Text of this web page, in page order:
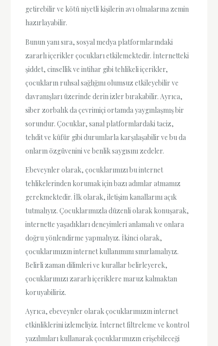
getirebilir ve kötü niyetli kişilerin avı olmalarına zemin
hazırlayabilir.
Bunun yanı sıra, sosyal medya platformlarındaki
zararlı içerikler çocukları etkilemektedir. İnternetteki
şiddet, cinsellik ve intihar gibi tehlikeli içerikler,
çocukların ruhsal sağlığını olumsuz etkileyebilir ve
davranışları üzerinde derin izler bırakabilir. Ayrıca,
siber zorbalık da çevrimiçi ortamda yaygınlaşmış bir
sorundur. Çocuklar, sanal platformlardaki taciz,
tehdit ve küfür gibi durumlarla karşılaşabilir ve bu da
onların özgüvenini ve benlik saygısını zedeler.
Ebeveynler olarak, çocuklarımızı bu internet
tehlikelerinden korumak için bazı adımlar atmamız
gerekmektedir. İlk olarak, iletişim kanallarını açık
tutmalıyız. Çocuklarımızla düzenli olarak konuşarak,
internette yaşadıkları deneyimleri anlamalı ve onlara
doğru yönlendirme yapmalıyız. İkinci olarak,
çocuklarımızın internet kullanımını sınırlamalıyız.
Belirli zaman dilimleri ve kurallar belirleyerek,
çocuklarımızı zararlı içeriklere maruz kalmaktan
koruyabiliriz.
Ayrıca, ebeveynler olarak çocuklarımızın internet
etkinliklerini izlemeliyiz. İnternet filtreleme ve kontrol
yazılımları kullanarak çocuklarımızın erişebileceği